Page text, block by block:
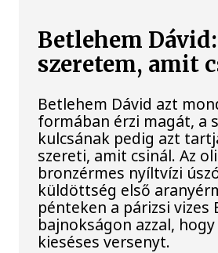
Betlehem Dávid:
szeretem, amit
Betlehem Dávid azt
formában érzi magát, a
kulcsának pedig azt
szereti, amit csinál. Az
bronzérmes nyíltvízi
küldöttség első
pénteken a párizsi vizes
bajnokságon azzal,
kieséses versenyt.